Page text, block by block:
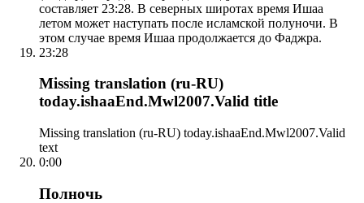
составляет 23:28. В северных широтах время Ишаа
летом может наступать после исламской полуночи. В
этом случае время Ишаа продолжается до Фаджра.
23:28
Missing translation (ru-RU)
today.ishaaEnd.Mwl2007.Valid title
Missing translation (ru-RU) today.ishaaEnd.Mwl2007.Valid
text
0:00
Полночь